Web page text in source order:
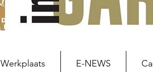
Werkplaats E-NEWS